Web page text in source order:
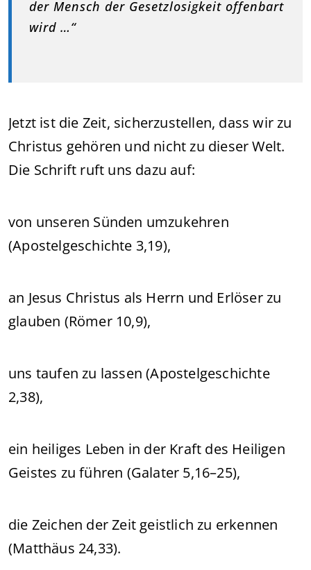
der Mensch der Gesetzlosigkeit offenbart
wird …“
Jetzt ist die Zeit, sicherzustellen, dass wir zu
Christus gehören und nicht zu dieser Welt.
Die Schrift ruft uns dazu auf:
von unseren Sünden umzukehren
(Apostelgeschichte 3,19),
an Jesus Christus als Herrn und Erlöser zu
glauben (Römer 10,9),
uns taufen zu lassen (Apostelgeschichte
2,38),
ein heiliges Leben in der Kraft des Heiligen
Geistes zu führen (Galater 5,16–25),
die Zeichen der Zeit geistlich zu erkennen
(Matthäus 24,33).